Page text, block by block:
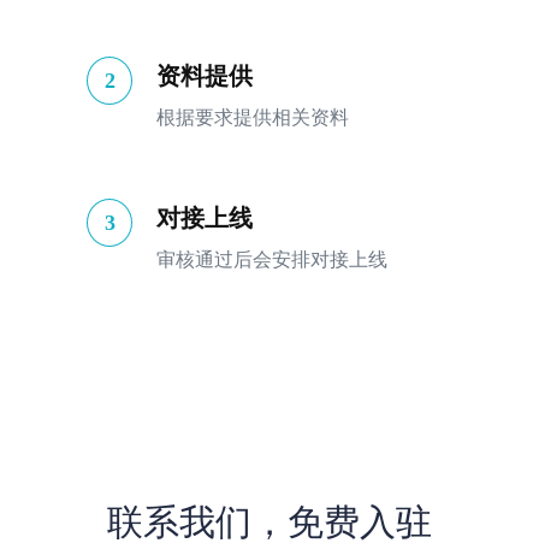
2 资料提供
根据要求提供相关资料
3 对接上线
审核通过后会安排对接上线
联系我们，免费入驻